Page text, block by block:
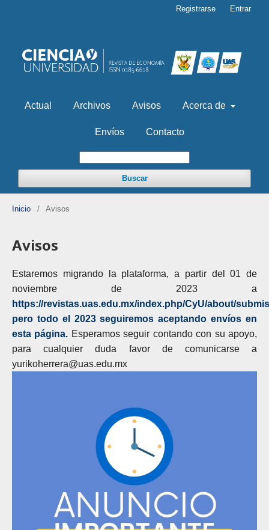
Actual Archivos Avisos Acerca de
Envíos Contacto
Buscar
Registrarse Entrar
Inicio / Avisos
Avisos
Estaremos migrando la plataforma, a partir del 01 de
noviembre de 2023 a
https://revistas.uas.edu.mx/index.php/CyU/about/
pero todo el 2023 seguiremos aceptando envíos en
esta página. Esperamos seguir contando con su apoyo,
para cualquier duda favor de comunicarse a
yurikoherrera@uas.edu.mx